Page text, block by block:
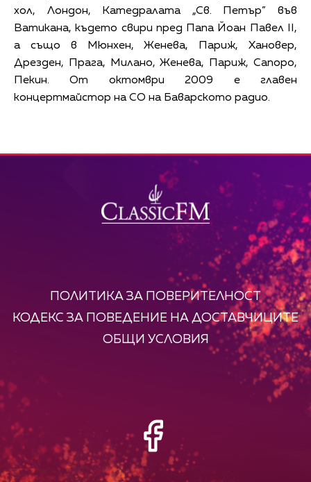
хол, Лондон, Катедралата „Св. Петър” във
Ватикана, където свири пред Папа Йоан Павел II,
а също в Мюнхен, Женева, Париж, Хановер,
Дрезден, Прага, Милано, Женева, Париж, Сапоро,
Пекин. От октомври 2009 е главен
концертмайстор на СО на Баварското радио.
ПОЛИТИКА ЗА ПОВЕРИТЕЛНОСТ
КОДЕКС ЗА ПОВЕДЕНИЕ НА ДОСТАВЧИЦИТЕ
ОБЩИ УСЛОВИЯ